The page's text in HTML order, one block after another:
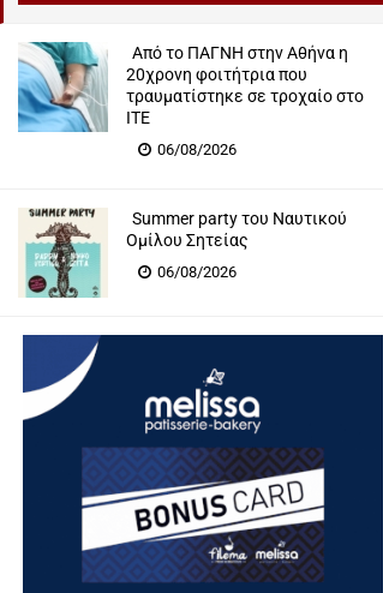
Από το ΠΑΓΝΗ στην Αθήνα η
20χρονη φοιτήτρια που
τραυματίστηκε σε τροχαίο στο
ΙΤΕ
06/08/2026
Summer party του Ναυτικού
Ομίλου Σητείας
06/08/2026